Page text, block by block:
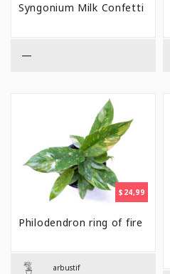
Syngonium Milk Confetti
—
$ 24,99
Philodendron ring of fire
arbustif